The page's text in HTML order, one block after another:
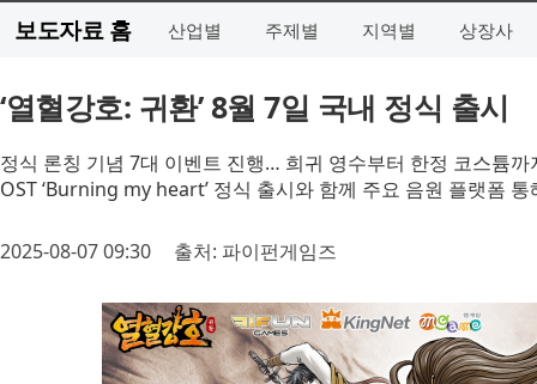
보도자료 홈 산업별 주제별 지역별 상장사
‘열혈강호: 귀환’ 8월 7일 국내 정식 출시
정식 론칭 기념 7대 이벤트 진행… 희귀 영수부터 한정 코스튬
OST ‘Burning my heart’ 정식 출시와 함께 주요 음원 플랫폼
2025-08-07 09:30 출처: 파이펀게임즈